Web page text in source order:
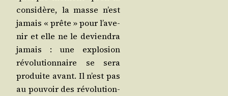
consi­dère, la masse n’est
jamais « prête » pour l’a­ve­
nir et elle ne le devien­dra
jamais : une explo­sion
révo­lu­tion­naire se sera
pro­duite avant. Il n’est pas
au pou­voir des révo­lu­tion­